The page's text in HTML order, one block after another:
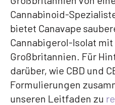
Cannabinoid-
bietet Canavape
Cannabigerol-Isolat
Großbritannien. Für
darüber, wie CBD und
Formulierungen
unseren Leitfaden zu